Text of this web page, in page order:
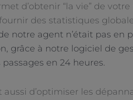
d’obtenir “la vie” de votre
des statistiques
notre agent n’était pas en
grâce à notre logiciel de
en 24 heures.
d’optimiser les